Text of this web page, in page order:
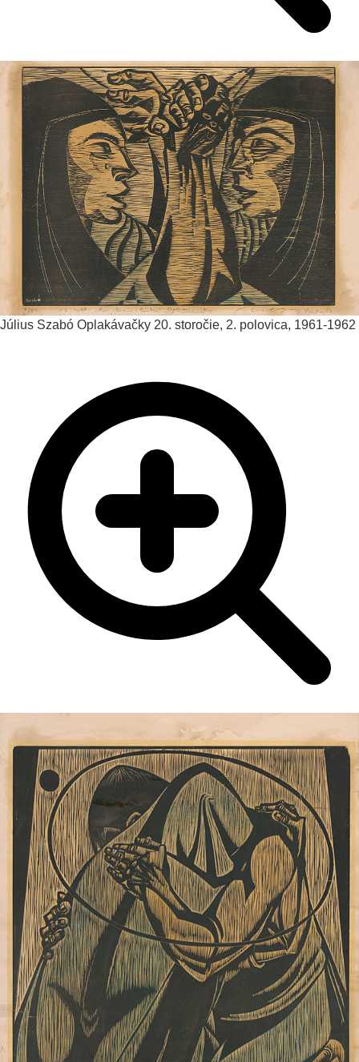
Július Szabó Oplakávačky 20. storočie, 2. polovica, 1961-1962